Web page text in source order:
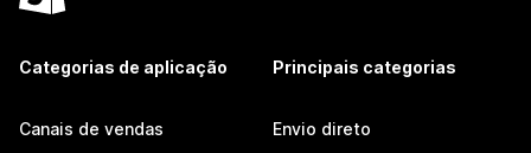
Categorias de aplicação
Canais de vendas
Principais categorias
Envio direto